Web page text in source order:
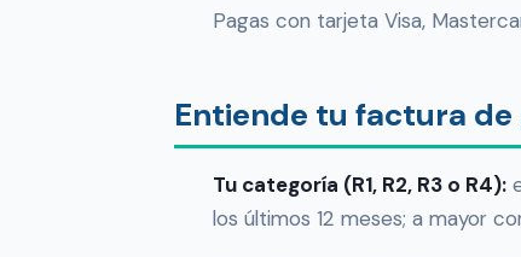
Pagas con tarjeta Visa,
Entiende tu factura
Tu categoría (R1, R2, R3 o R4):
los últimos 12 meses; a mayor